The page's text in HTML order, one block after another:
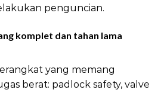
penguncian.
komplet dan tahan lama
yang memang
berat: padlock safety, valve